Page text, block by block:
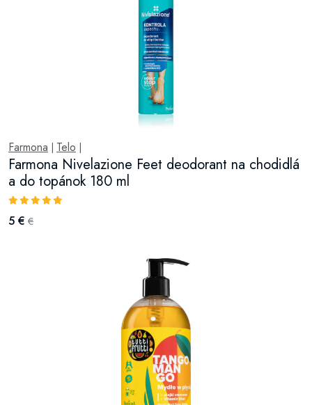
Farmona Telo
Farmona Nivelazione Feet deodorant na chodidlá
a do topánok 180 ml
5 € €